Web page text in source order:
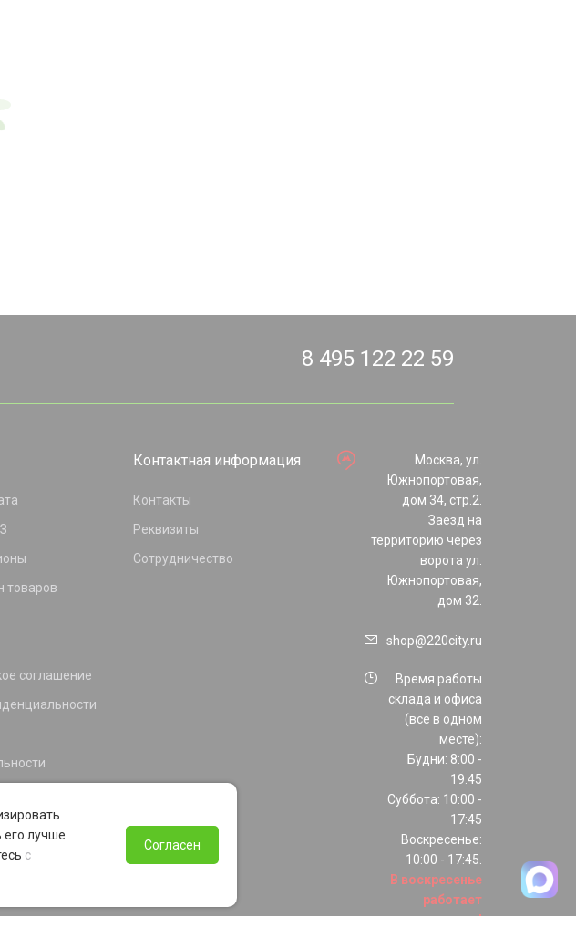
8 495 122 22 59
товаров
соглашение
Контактная информация
Контакты
Реквизиты
Сотрудничество
Москва, ул.
Южнопортовая,
дом 34, стр.2.
Заезд на
территорию через
ворота ул.
Южнопортовая,
дом 32.
shop@220city.ru
Время работы
склада и офиса
(всё в одном
месте):
Будни: 8:00 -
19:45
Суббота: 10:00 -
17:45
Воскресенье:
10:00 - 17:45.
В воскресенье
работает
только шоурум!
лучше.
с
Согласен